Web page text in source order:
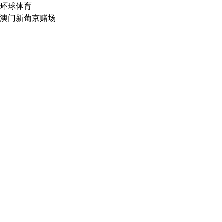
环球体育
澳门新葡京赌场